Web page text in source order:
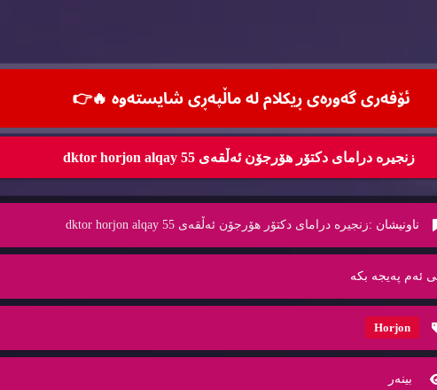
ئۆفه‌ری گه‌وره‌ی ڕیكلام له‌ ماڵپه‌ڕی شایسته‌وه‌ 🔥👉
زنجیره‌ درامای دكتۆر هۆرجۆن ئه‌ڵقه‌ی 55 dktor horjon alqay
ناونیشان :زنجیره‌ درامای دكتۆر هۆرجۆن ئه‌ڵقه‌ی 55 dktor horjon alqay
ئه‌م په‌یجه‌ بكه‌
Horjon
بینه‌ر